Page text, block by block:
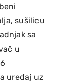
sušilicu
sa
u
uređaj uz